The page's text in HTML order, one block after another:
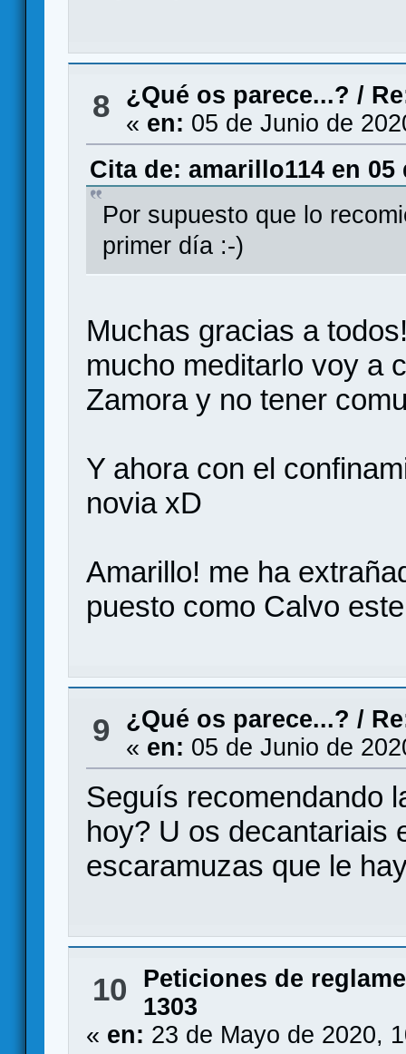
8 ¿Qué os parece...? /
« en: 05 de Junio de
Cita de: amarillo114 en 05
Por supuesto que lo
primer día :-)
Muchas gracias a
mucho meditarlo voy a
Zamora y no tener
Y ahora con el
novia xD
Amarillo! me ha
puesto como Calvo
9 ¿Qué os parece...? /
« en: 05 de Junio de
Seguís recomendando
hoy? U os decantariais
escaramuzas que le
10
Peticiones de
1303
« en: 23 de Mayo de 2020,